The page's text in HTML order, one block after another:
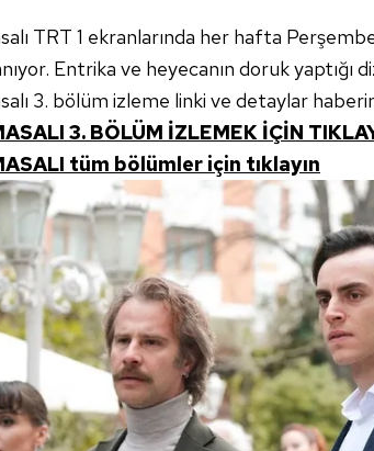
TRT 1 ekranlarında her hafta
Entrika ve heyecanın doruk yaptığı
3. bölüm izleme linki ve detaylar
3. BÖLÜM İZLEMEK İÇİN
tüm bölümler için tıklayın